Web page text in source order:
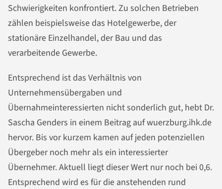
Schwierigkeiten konfrontiert. Zu solchen Betrieben
zählen beispielsweise das Hotelgewerbe, der
stationäre Einzelhandel, der Bau und das
verarbeitende Gewerbe.
Entsprechend ist das Verhältnis von
Unternehmensübergaben und
Übernahmeinteressierten nicht sonderlich gut, hebt Dr.
Sascha Genders in einem Beitrag auf wuerzburg.ihk.de
hervor. Bis vor kurzem kamen auf jeden potenziellen
Übergeber noch mehr als ein interessierter
Übernehmer. Aktuell liegt dieser Wert nur noch bei 0,6.
Entsprechend wird es für die anstehenden rund